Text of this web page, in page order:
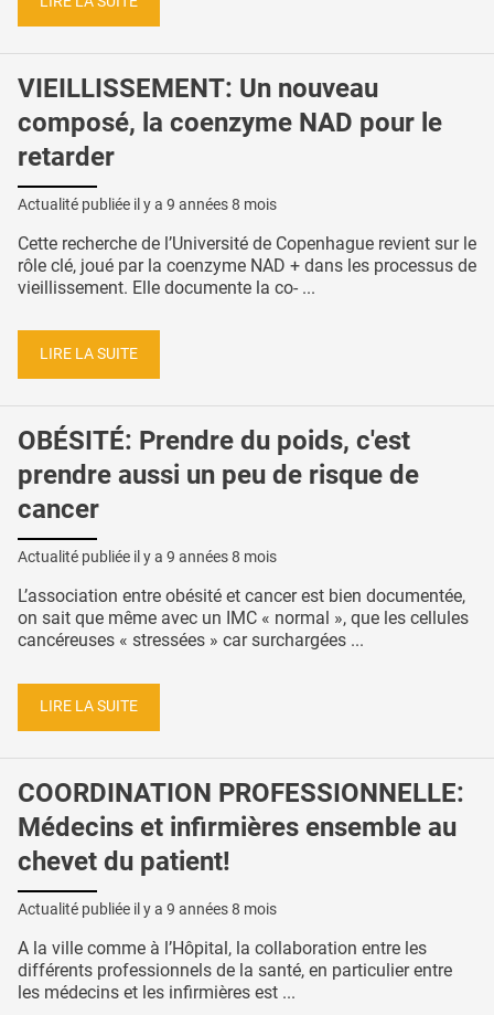
VIEILLISSEMENT: Un nouveau
composé, la coenzyme NAD pour le
retarder
Actualité publiée il y a 9 années 8 mois
Cette recherche de l’Université de Copenhague revient sur le
rôle clé, joué par la coenzyme NAD + dans les processus de
vieillissement. Elle documente la co- ...
LIRE LA SUITE
OBÉSITÉ: Prendre du poids, c'est
prendre aussi un peu de risque de
cancer
Actualité publiée il y a 9 années 8 mois
L’association entre obésité et cancer est bien documentée,
on sait que même avec un IMC « normal », que les cellules
cancéreuses « stressées » car surchargées ...
LIRE LA SUITE
COORDINATION PROFESSIONNELLE:
Médecins et infirmières ensemble au
chevet du patient!
Actualité publiée il y a 9 années 8 mois
A la ville comme à l’Hôpital, la collaboration entre les
différents professionnels de la santé, en particulier entre
les médecins et les infirmières est ...